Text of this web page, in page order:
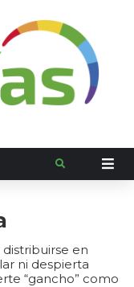
distribuirse en
ni despierta
“gancho” como